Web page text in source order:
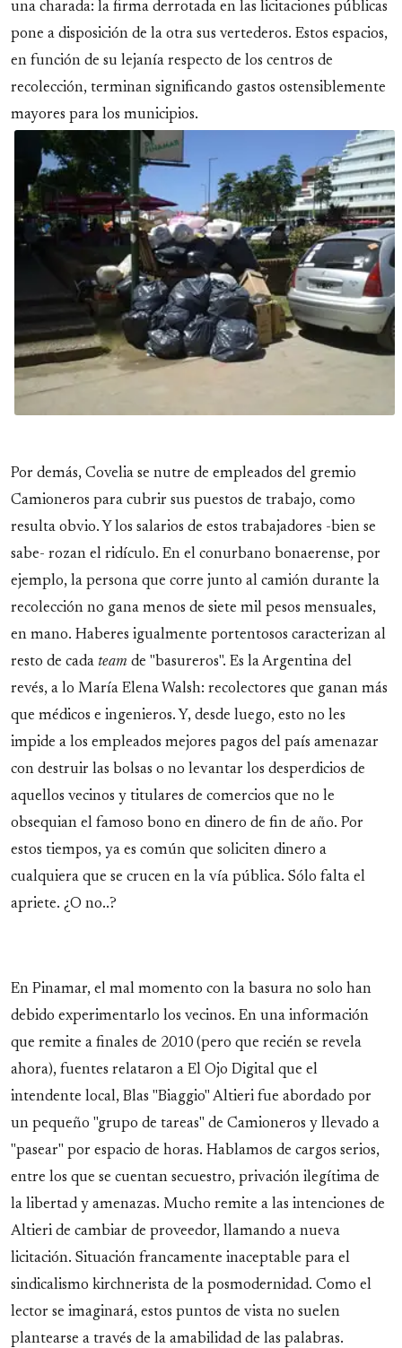
una charada: la firma derrotada en las licitaciones públicas
pone a disposición de la otra sus vertederos. Estos espacios,
en función de su lejanía respecto de los centros de
recolección, terminan significando gastos ostensiblemente
mayores para los municipios.
Por demás, Covelia se nutre de empleados del gremio
Camioneros para cubrir sus puestos de trabajo, como
resulta obvio. Y los salarios de estos trabajadores -bien se
sabe- rozan el ridículo. En el conurbano bonaerense, por
ejemplo, la persona que corre junto al camión durante la
recolección no gana menos de siete mil pesos mensuales,
en mano. Haberes igualmente portentosos caracterizan al
resto de cada team de "basureros". Es la Argentina del
revés, a lo María Elena Walsh: recolectores que ganan más
que médicos e ingenieros. Y, desde luego, esto no les
impide a los empleados mejores pagos del país amenazar
con destruir las bolsas o no levantar los desperdicios de
aquellos vecinos y titulares de comercios que no le
obsequian el famoso bono en dinero de fin de año. Por
estos tiempos, ya es común que soliciten dinero a
cualquiera que se crucen en la vía pública. Sólo falta el
apriete. ¿O no..?
En Pinamar, el mal momento con la basura no solo han
debido experimentarlo los vecinos. En una información
que remite a finales de 2010 (pero que recién se revela
ahora), fuentes relataron a El Ojo Digital que el
intendente local, Blas "Biaggio" Altieri fue abordado por
un pequeño "grupo de tareas" de Camioneros y llevado a
"pasear" por espacio de horas. Hablamos de cargos serios,
entre los que se cuentan secuestro, privación ilegítima de
la libertad y amenazas. Mucho remite a las intenciones de
Altieri de cambiar de proveedor, llamando a nueva
licitación. Situación francamente inaceptable para el
sindicalismo kirchnerista de la posmodernidad. Como el
lector se imaginará, estos puntos de vista no suelen
plantearse a través de la amabilidad de las palabras.